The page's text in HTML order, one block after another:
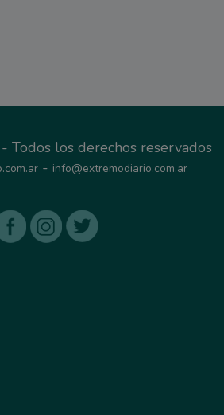
los derechos reservados
- info@extremodiario.com.ar